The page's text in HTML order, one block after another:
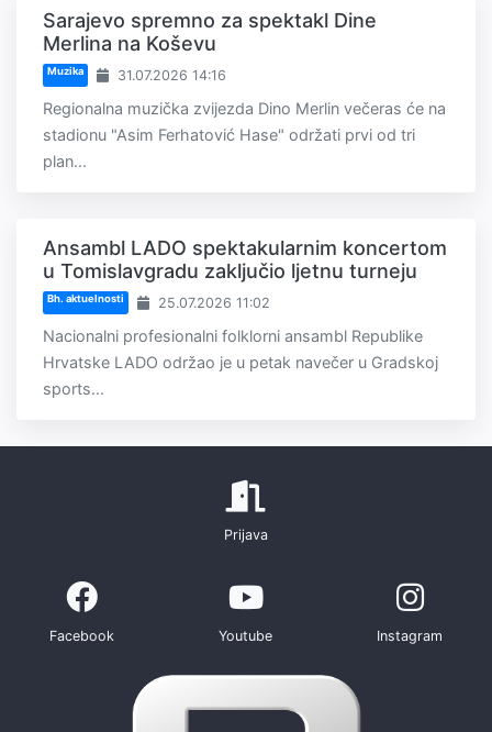
Sarajevo spremno za spektakl Dine
Merlina na Koševu
Muzika 31.07.2026 14:16
Regionalna muzička zvijezda Dino Merlin večeras će na
stadionu "Asim Ferhatović Hase" održati prvi od tri
plan...
Ansambl LADO spektakularnim koncertom
u Tomislavgradu zaključio ljetnu turneju
Bh. aktuelnosti 25.07.2026 11:02
Nacionalni profesionalni folklorni ansambl Republike
Hrvatske LADO održao je u petak navečer u Gradskoj
sports...
Prijava
Facebook Youtube Instagram